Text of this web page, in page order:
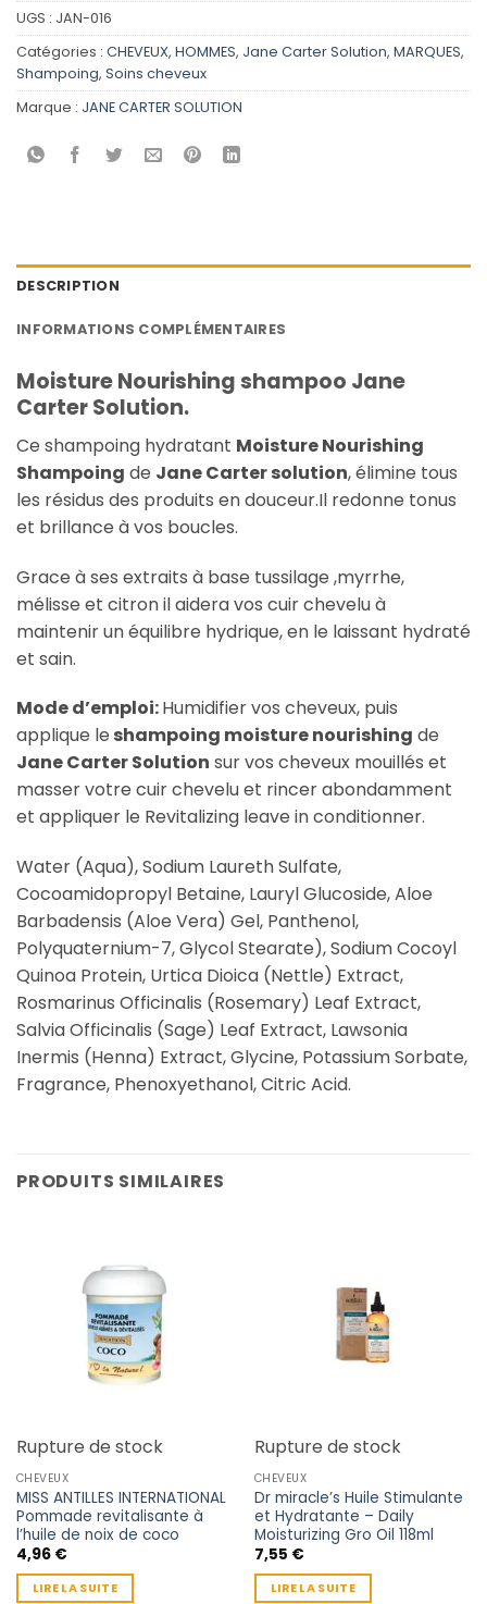
UGS : JAN-016
Catégories : CHEVEUX, HOMMES, Jane Carter Solution, MARQUES,
Shampoing, Soins cheveux
Marque : JANE CARTER SOLUTION
DESCRIPTION
INFORMATIONS COMPLÉMENTAIRES
Moisture Nourishing shampoo Jane
Carter Solution.
Ce shampoing hydratant Moisture Nourishing
Shampoing de Jane Carter solution, élimine tous
les résidus des produits en douceur.Il redonne tonus
et brillance à vos boucles.
Grace à ses extraits à base tussilage ,myrrhe,
mélisse et citron il aidera vos cuir chevelu à
maintenir un équilibre hydrique, en le laissant hydraté
et sain.
Mode d’emploi:Humidifier vos cheveux, puis
applique le shampoing moisture nourishing de
Jane Carter Solution sur vos cheveux mouillés et
masser votre cuir chevelu et rincer abondamment
et appliquer le Revitalizing leave in conditionner.
Water (Aqua), Sodium Laureth Sulfate,
Cocoamidopropyl Betaine, Lauryl Glucoside, Aloe
Barbadensis (Aloe Vera) Gel, Panthenol,
Polyquaternium-7, Glycol Stearate), Sodium Cocoyl
Quinoa Protein, Urtica Dioica (Nettle) Extract,
Rosmarinus Officinalis (Rosemary) Leaf Extract,
Salvia Officinalis (Sage) Leaf Extract, Lawsonia
Inermis (Henna) Extract, Glycine, Potassium Sorbate,
Fragrance, Phenoxyethanol, Citric Acid.
PRODUITS SIMILAIRES
Rupture de stock
CHEVEUX
MISS ANTILLES INTERNATIONAL
Pommade revitalisante à
l’huile de noix de coco
4,96 €
LIRE LA SUITE
Rupture de stock
CHEVEUX
Dr miracle’s Huile Stimulante
et Hydratante – Daily
Moisturizing Gro Oil 118ml
7,55 €
LIRE LA SUITE